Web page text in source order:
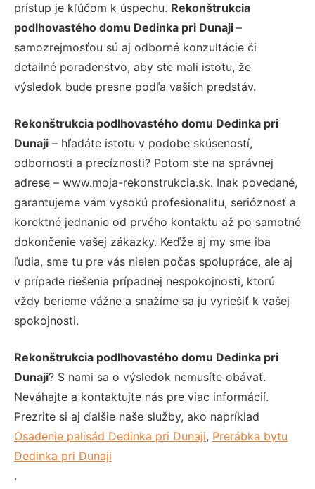
prístup je kľúčom k úspechu. Rekonštrukcia
podlhovastého domu Dedinka pri Dunaji –
samozrejmosťou sú aj odborné konzultácie či
detailné poradenstvo, aby ste mali istotu, že
výsledok bude presne podľa vašich predstáv.
Rekonštrukcia podlhovastého domu Dedinka pri
Dunaji – hľadáte istotu v podobe skúseností,
odbornosti a precíznosti? Potom ste na správnej
adrese – www.moja-rekonstrukcia.sk. Inak povedané,
garantujeme vám vysokú profesionalitu, serióznosť a
korektné jednanie od prvého kontaktu až po samotné
dokončenie vašej zákazky. Keďže aj my sme iba
ľudia, sme tu pre vás nielen počas spolupráce, ale aj
v prípade riešenia prípadnej nespokojnosti, ktorú
vždy berieme vážne a snažíme sa ju vyriešiť k vašej
spokojnosti.
Rekonštrukcia podlhovastého domu Dedinka pri
Dunaji? S nami sa o výsledok nemusíte obávať.
Neváhajte a kontaktujte nás pre viac informácií.
Prezrite si aj ďalšie naše služby, ako napríklad
Osadenie palisád Dedinka pri Dunaji, Prerábka bytu
Dedinka pri Dunaji
.